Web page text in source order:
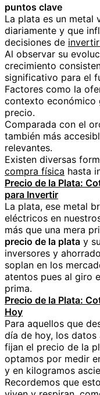
puntos clave
La plata es un metal
diariamente y que
decisiones de
Al observar su
crecimiento
significativo para el
Factores como la
contexto económico
precio.
Comparada con el
también más
relevantes.
Existen diversas
compra física hasta
Precio de la Plata:
para Invertir
La plata, ese metal
eléctricos en
más que una mera
precio de la plata y
inversores y
soplan en los
atentos pues al giro
prima.
Precio de la Plata:
Hoy
Para aquellos que
día de hoy, los
fijan el precio de la
optamos por medir
y en kilogramos
Recordemos que